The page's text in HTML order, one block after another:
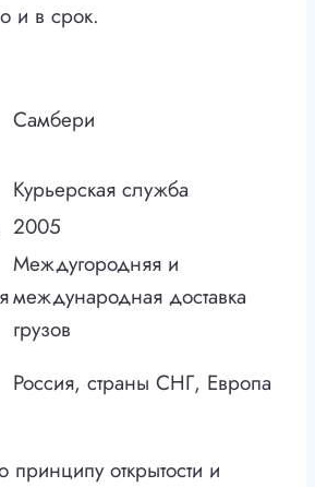
и в срок.
Самбери
Курьерская служба
2005
Междугородняя и
международная доставка
грузов
Россия, страны СНГ, Европа
открытости и